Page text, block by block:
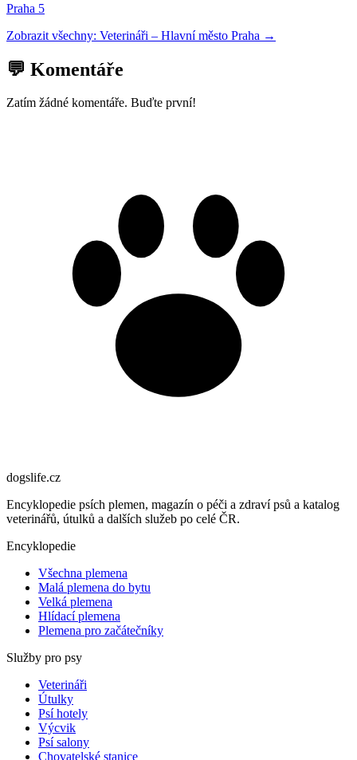
Praha 5
Zobrazit všechny: Veterináři – Hlavní město Praha →
💬 Komentáře
Zatím žádné komentáře. Buďte první!
dogslife.cz
Encyklopedie psích plemen, magazín o péči a zdraví psů a katalog
veterinářů, útulků a dalších služeb po celé ČR.
Encyklopedie
Všechna plemena
Malá plemena do bytu
Velká plemena
Hlídací plemena
Plemena pro začátečníky
Služby pro psy
Veterináři
Útulky
Psí hotely
Výcvik
Psí salony
Chovatelské stanice